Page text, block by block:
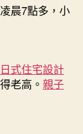
晨7點多，小
日式住宅設計
老高。 親子